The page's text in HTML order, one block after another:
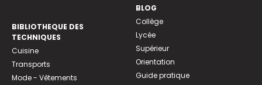
BIBLIOTHEQUE DES
TECHNIQUES
Cuisine
Transports
Mode - Vêtements
BLOG
Collège
Lycée
Supérieur
Orientation
Guide pratique